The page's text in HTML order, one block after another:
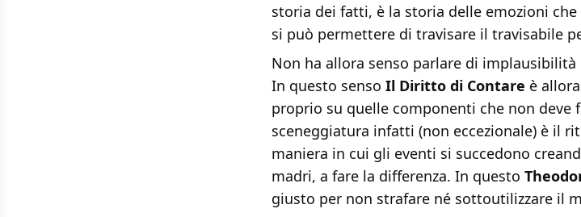
storia dei fatti, è la storia delle emozioni
si può permettere di travisare il travisabile
Non ha allora senso parlare di
In questo senso Il Diritto di Contare è
proprio su quelle componenti che non deve
sceneggiatura infatti (non eccezionale) è il
maniera in cui gli eventi si succedono
madri, a fare la differenza. In questo
giusto per non strafare né sottoutilizzare il